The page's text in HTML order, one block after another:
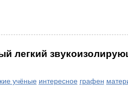
легкий
учёные интересное графен